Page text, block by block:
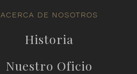
ACERCA DE NOSOTROS
Historia
Nuestro Oficio